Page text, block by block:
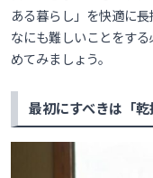
ある暮らし」を快適に長
なにも難しいことをす
めてみましょう。
最初にすべきは「乾